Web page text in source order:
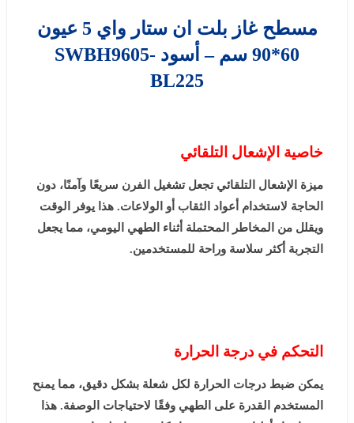
مسطح غاز بلت ان ستار واي 5 عيون
60*90 سم – أسود SWBH9605-
BL225
خاصية الإشعال التلقائي
ميزة الإشعال التلقائي تجعل تشغيل الفرن سريعًا وآمنًا، دون
الحاجة لاستخدام أعواد الثقاب أو الولاعات. هذا يوفر الوقت
ويقلل من المخاطر المحتملة أثناء الطهي اليومي، مما يجعل
التجربة أكثر سلاسة وراحة للمستخدمين.
التحكم في درجة الحرارة
يمكن ضبط درجات الحرارة لكل شعلة بشكل دقيق، مما يمنح
المستخدم القدرة على الطهي وفقًا لاحتياجات الوصفة. هذا